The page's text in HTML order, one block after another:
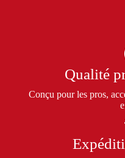
Qualité
Conçu pour les pros,